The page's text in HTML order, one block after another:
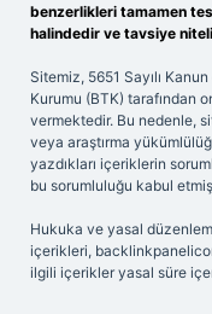
benzerlikleri tamamen
halindedir ve tavsiye
Sitemiz, 5651 Sayılı
Kurumu (BTK) tarafından
vermektedir. Bu nedenle,
veya araştırma
yazdıkları içeriklerin
bu sorumluluğu kabul etmiş
Hukuka ve yasal
içerikleri,
ilgili içerikler yasal süre